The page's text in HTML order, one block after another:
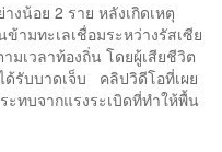
งน้อย 2 ราย หลังเกิดเหตุ
ามทะเลเชื่อมระหว่างรัสเซีย
มเวลาท้องถิ่น โดยผู้เสียชีวิต
รับบาดเจ็บ คลิปวิดีโอที่เผย
ะทบจากแรงระเบิดที่ทำให้พื้น